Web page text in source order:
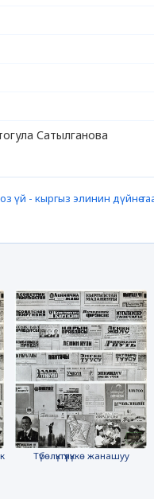
Сатылганова
үй - кыргыз элинин дүйнө
Түбөлүктүүлүккө жанашуу